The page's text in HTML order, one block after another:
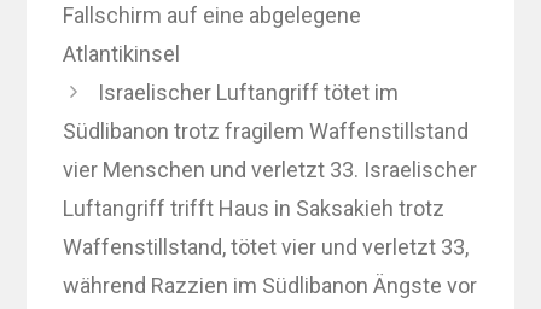
Fallschirm auf eine abgelegene
Atlantikinsel
Israelischer Luftangriff tötet im
Südlibanon trotz fragilem Waffenstillstand
vier Menschen und verletzt 33. Israelischer
Luftangriff trifft Haus in Saksakieh trotz
Waffenstillstand, tötet vier und verletzt 33,
während Razzien im Südlibanon Ängste vor